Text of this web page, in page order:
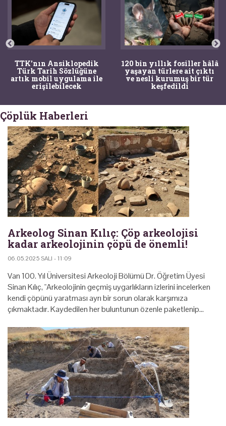
TTK'nın Ansiklopedik
Türk Tarih Sözlüğüne
artık mobil uygulama ile
erişilebilecek
120 bin yıllık fosiller hâlâ
yaşayan türlere ait çıktı
ve nesli kurumuş bir tür
keşfedildi
Çöplük Haberleri
Arkeolog Sinan Kılıç: Çöp arkeolojisi
kadar arkeolojinin çöpü de önemli!
06.05.2025 SALI - 11:09
Van 100. Yıl Üniversitesi Arkeoloji Bölümü Dr. Öğretim Üyesi
Sinan Kılıç, "Arkeolojinin geçmiş uygarlıkların izlerini incelerken
kendi çöpünü yaratması ayrı bir sorun olarak karşımıza
çıkmaktadır. Kaydedilen her buluntunun özenle paketlenip…